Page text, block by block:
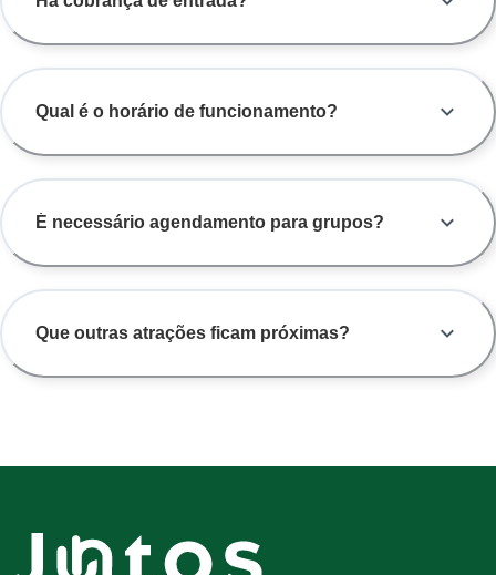
Qual é o horário de funcionamento?
É necessário agendamento para grupos?
Que outras atrações ficam próximas?